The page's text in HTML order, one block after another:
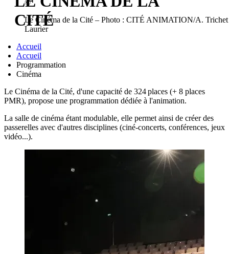
©
Le Cinéma de la Cité – Photo : CITÉ ANIMATION/A. Trichet
Laurier
CITÉ
Accueil
Accueil
Programmation
Cinéma
Le Cinéma de la Cité, d'une capacité de 324 places (+ 8 places
PMR), propose une programmation dédiée à l'animation.
La salle de cinéma étant modulable, elle permet ainsi de créer des
passerelles avec d'autres disciplines (ciné-concerts, conférences, jeux
vidéo...).